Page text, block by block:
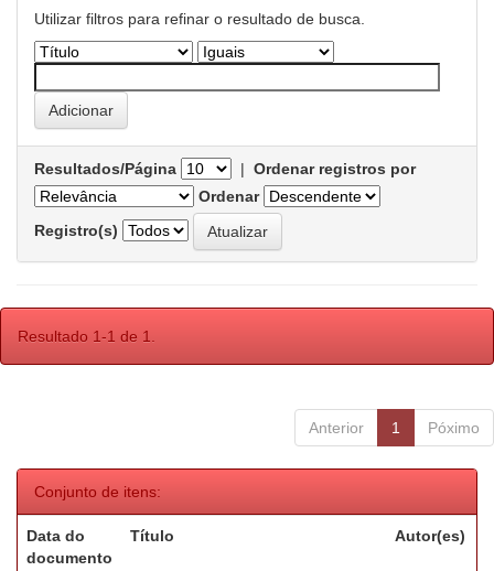
Utilizar filtros para refinar o resultado de busca.
Resultados/Página | Ordenar registros por
Ordenar
Registro(s)
Resultado 1-1 de 1.
Anterior 1 Póximo
Conjunto de itens:
Data do
documento
Título Autor(es)